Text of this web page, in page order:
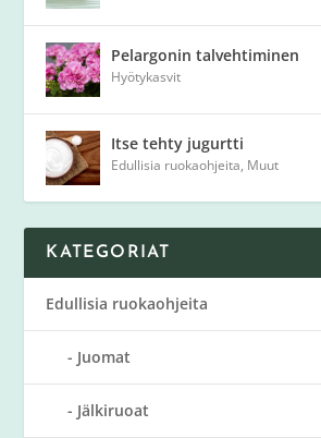
Pelargonin talvehtiminen
Hyötykasvit
Itse tehty jugurtti
Edullisia ruokaohjeita, Muut
KATEGORIAT
Edullisia ruokaohjeita
Juomat
Jälkiruoat